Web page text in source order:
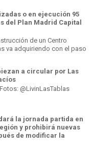
o en ejecución 95
del Plan Madrid Capital
de un Centro
va adquiriendo con el paso
a circular por Las
@LivinLasTablas
la jornada partida en
y prohibirá nuevas
de modificar la